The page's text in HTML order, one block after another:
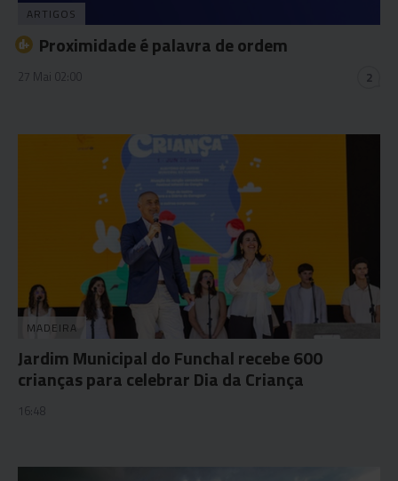
ARTIGOS
Proximidade é palavra de ordem
27 Mai 02:00 2
MADEIRA
Jardim Municipal do Funchal recebe 600
crianças para celebrar Dia da Criança
16:48